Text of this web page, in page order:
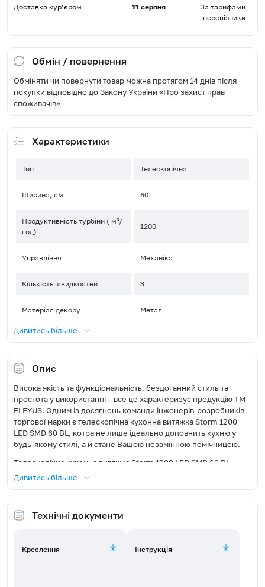
Доставка кур’єром 11 серпня
За тарифами
перевізника
Обмін / повернення
Обміняти чи повернути товар можна протягом 14 днів після
покупки відповідно до Закону України «Про захист прав
споживачів»
Характеристики
Тип Телескопічна
Ширина, см 60
Продуктивність турбіни ( м³/
год)
1200
Управління Механіка
Кількість швидкостей 3
Матеріал декору Метал
Тип освітлення
Освітлення, Вт
Діаметр повітропроводу, мм 150
Режим роботи Відведення / Рециркуляція
Фільтр жировий Алюмінієвий
фільтра
Максимальна споживана
Дивитись більше
Опис
Висока якість та функціональність, бездоганний стиль та
простота у використанні – все це характеризує продукцію ТМ
ELEYUS. Одним із досягнень команди інженерів-розробників
торгової марки є телескопічна кухонна витяжка Storm 1200
LED SMD 60 BL, котра не лише ідеально доповнить кухню у
будь-якому стилі, а й стане Вашою незамінною помічницею.
Телескопічна кухонна витяжка Storm 1200 LED SMD 60 BL
володіє широким рядом переваг, котрі не залишать байдужим
стандартну шафку для вбудованої техніки. Однак,
турбіну продуктивністю 1200 м³/год, що немає аналогів на
Дивитись більше
Технічні документи
Креслення Інструкція